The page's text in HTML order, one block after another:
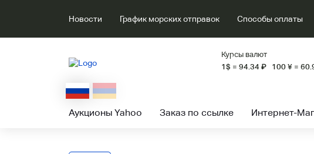
Новости График морских отправок Способы оплаты
Курсы валют
1$ = 94.34 ₽ 100 ¥ =
Аукционы Yahoo Заказ по ссылке Интернет-